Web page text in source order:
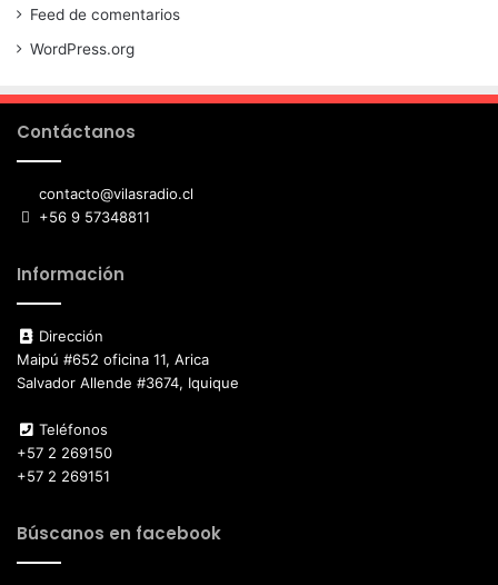
Feed de comentarios
WordPress.org
Contáctanos
contacto@vilasradio.cl
+56 9 57348811
Información
Dirección
Maipú #652 oficina 11, Arica
Salvador Allende #3674, Iquique
Teléfonos
+57 2 269150
+57 2 269151
Búscanos en facebook